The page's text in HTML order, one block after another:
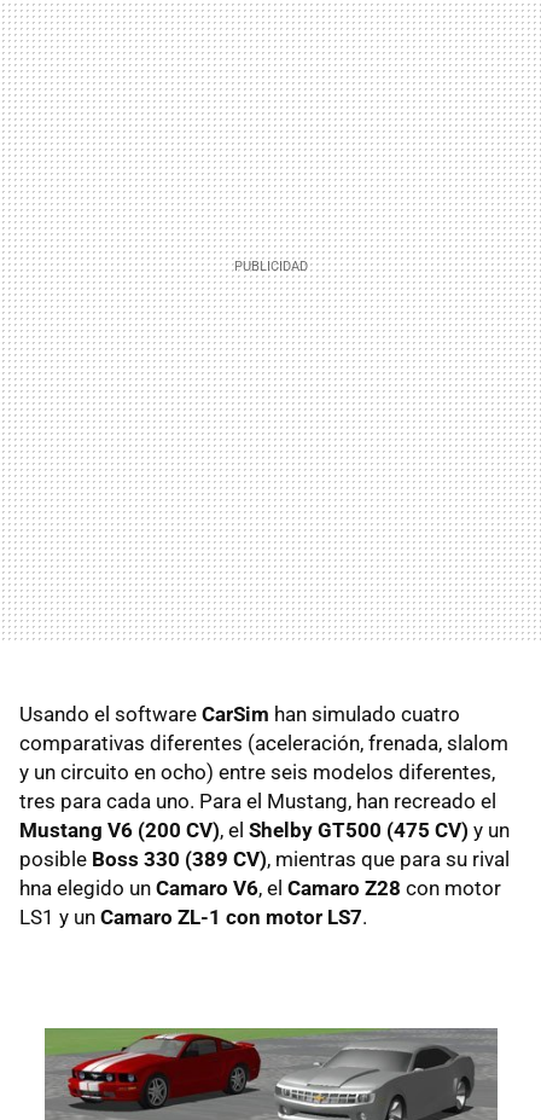
Usando el software CarSim han simulado cuatro
comparativas diferentes (aceleración, frenada, slalom
y un circuito en ocho) entre seis modelos diferentes,
tres para cada uno. Para el Mustang, han recreado el
Mustang V6 (200 CV), el Shelby GT500 (475 CV) y un
posible Boss 330 (389 CV), mientras que para su rival
hna elegido un Camaro V6, el Camaro Z28 con motor
LS1 y un Camaro ZL-1 con motor LS7.